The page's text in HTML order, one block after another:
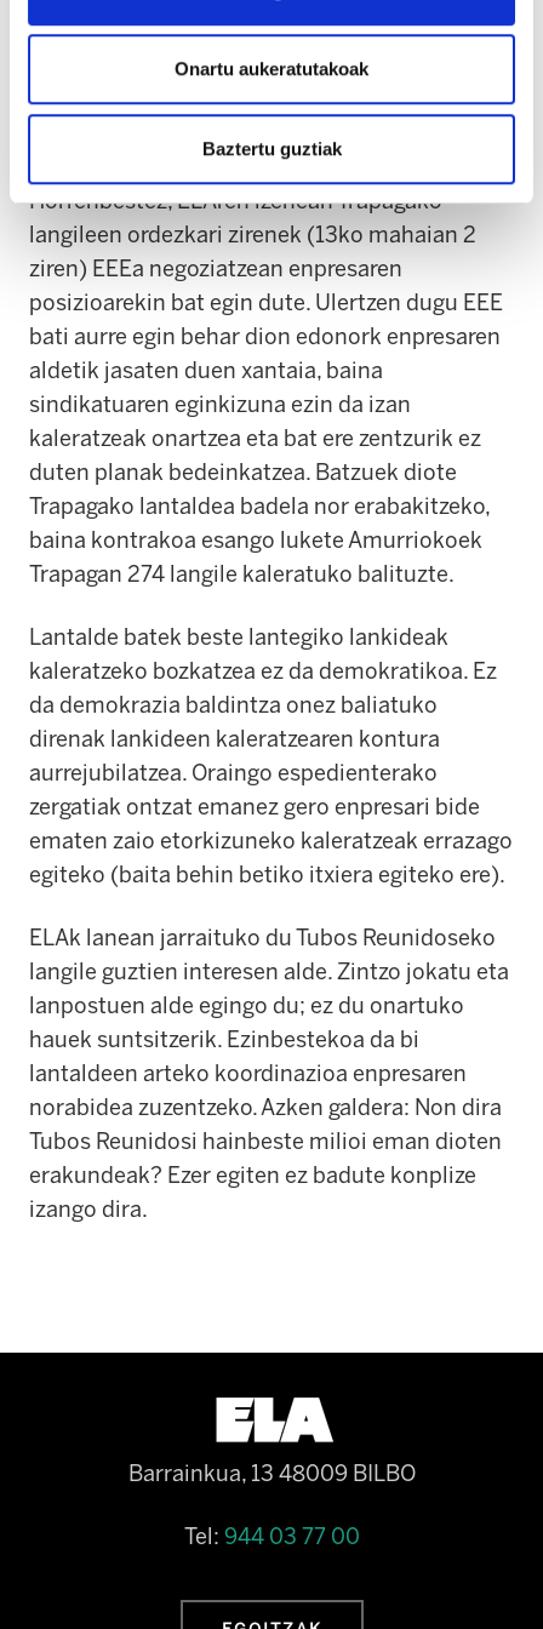
Onartu aukeratutakoak
Baztertu guztiak
da gauza espedientearen zergatiak azaltzeko.
Inork ez du sinesten 301 lankide kaleratuta eta
enpresa deskapitalizatuta Tubos Reunidos
salbatuko denik. Inork ere ez.
Horrenbestez, ELAren izenean Trapagako
langileen ordezkari zirenek (13ko mahaian 2
ziren) EEEa negoziatzean enpresaren
posizioarekin bat egin dute. Ulertzen dugu EEE
bati aurre egin behar dion edonork enpresaren
aldetik jasaten duen xantaia, baina
sindikatuaren eginkizuna ezin da izan
kaleratzeak onartzea eta bat ere zentzurik ez
duten planak bedeinkatzea. Batzuek diote
Trapagako lantaldea badela nor erabakitzeko,
baina kontrakoa esango lukete Amurriokoek
Trapagan 274 langile kaleratuko balituzte.
Lantalde batek beste lantegiko lankideak
kaleratzeko bozkatzea ez da demokratikoa. Ez
da demokrazia baldintza onez baliatuko
direnak lankideen kaleratzearen kontura
aurrejubilatzea. Oraingo espedienterako
zergatiak ontzat emanez gero enpresari bide
ematen zaio etorkizuneko kaleratzeak errazago
egiteko (baita behin betiko itxiera egiteko ere).
ELAk lanean jarraituko du Tubos Reunidoseko
langile guztien interesen alde. Zintzo jokatu eta
lanpostuen alde egingo du; ez du onartuko
hauek suntsitzerik. Ezinbestekoa da bi
lantaldeen arteko koordinazioa enpresaren
norabidea zuzentzeko. Azken galdera: Non dira
Tubos Reunidosi hainbeste milioi eman dioten
erakundeak? Ezer egiten ez badute konplize
izango dira.
Barrainkua, 13 48009 BILBO
Tel: 944 03 77 00